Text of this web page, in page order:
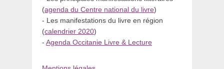
(agenda du Centre national du livre)
- Les manifestations du livre en région
(calendrier 2020)
- Agenda Occitanie Livre & Lecture